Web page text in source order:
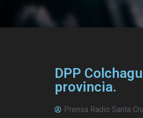
DPP
provincia.
Prensa Radio Santa